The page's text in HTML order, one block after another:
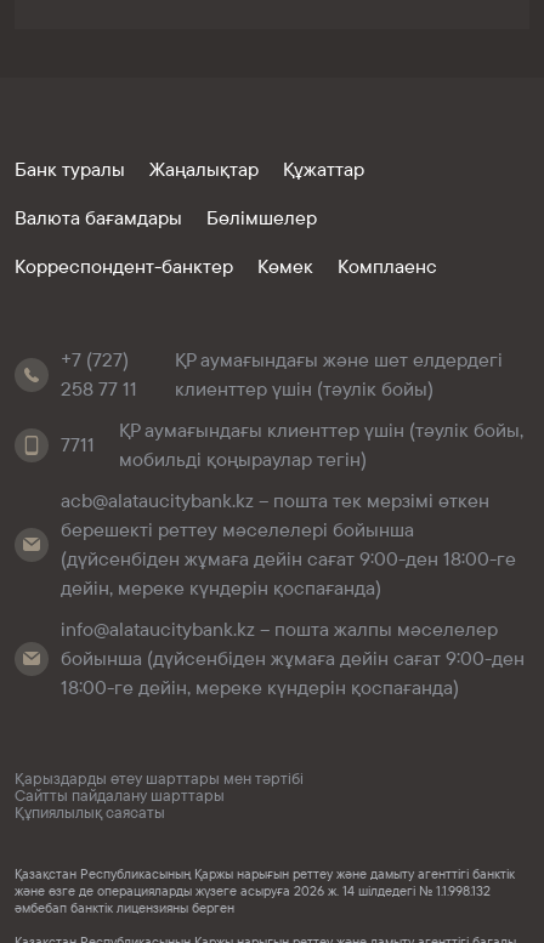
Банк туралы Жаңалықтар
Құжаттар
Валюта бағамдары
Бөлімшелер
Корреспондент-банктер
Көмек Комплаенс
+7 (727)
258 77 11
ҚР аумағындағы және шет елдердегі
клиенттер үшін (тәулік бойы)
7711
ҚР аумағындағы клиенттер үшін (тәулік бойы,
мобильді қоңыраулар тегін)
acb@alataucitybank.kz – пошта тек мерзімі өткен
берешекті реттеу мәселелері бойынша
(дүйсенбіден жұмаға дейін сағат 9:00-ден 18:00-ге
дейін, мереке күндерін қоспағанда)
info@alataucitybank.kz – пошта жалпы мәселелер
бойынша (дүйсенбіден жұмаға дейін сағат 9:00-ден
18:00-ге дейін, мереке күндерін қоспағанда)
Қарыздарды өтеу шарттары мен тәртібі
Сайтты пайдалану шарттары
Құпиялылық саясаты
Қазақстан Республикасының Қаржы нарығын реттеу және дамыту агенттігі банктік
және өзге де операцияларды жүзеге асыруға 2026 ж. 14 шілдедегі № 1.1.998.132
әмбебап банктік лицензияны берген